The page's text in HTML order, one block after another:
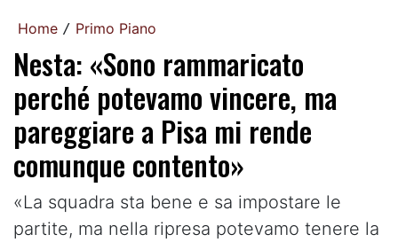
Home / Primo Piano
Nesta: «Sono rammaricato
perché potevamo vincere, ma
pareggiare a Pisa mi rende
comunque contento»
«La squadra sta bene e sa impostare le
partite, ma nella ripresa potevamo tenere la